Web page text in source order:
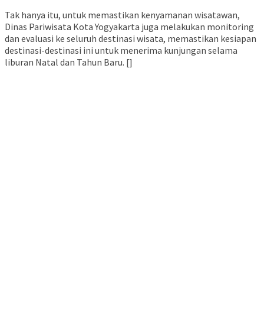
Tak hanya itu, untuk memastikan kenyamanan wisatawan,
Dinas Pariwisata Kota Yogyakarta juga melakukan monitoring
dan evaluasi ke seluruh destinasi wisata, memastikan kesiapan
destinasi-destinasi ini untuk menerima kunjungan selama
liburan Natal dan Tahun Baru. []